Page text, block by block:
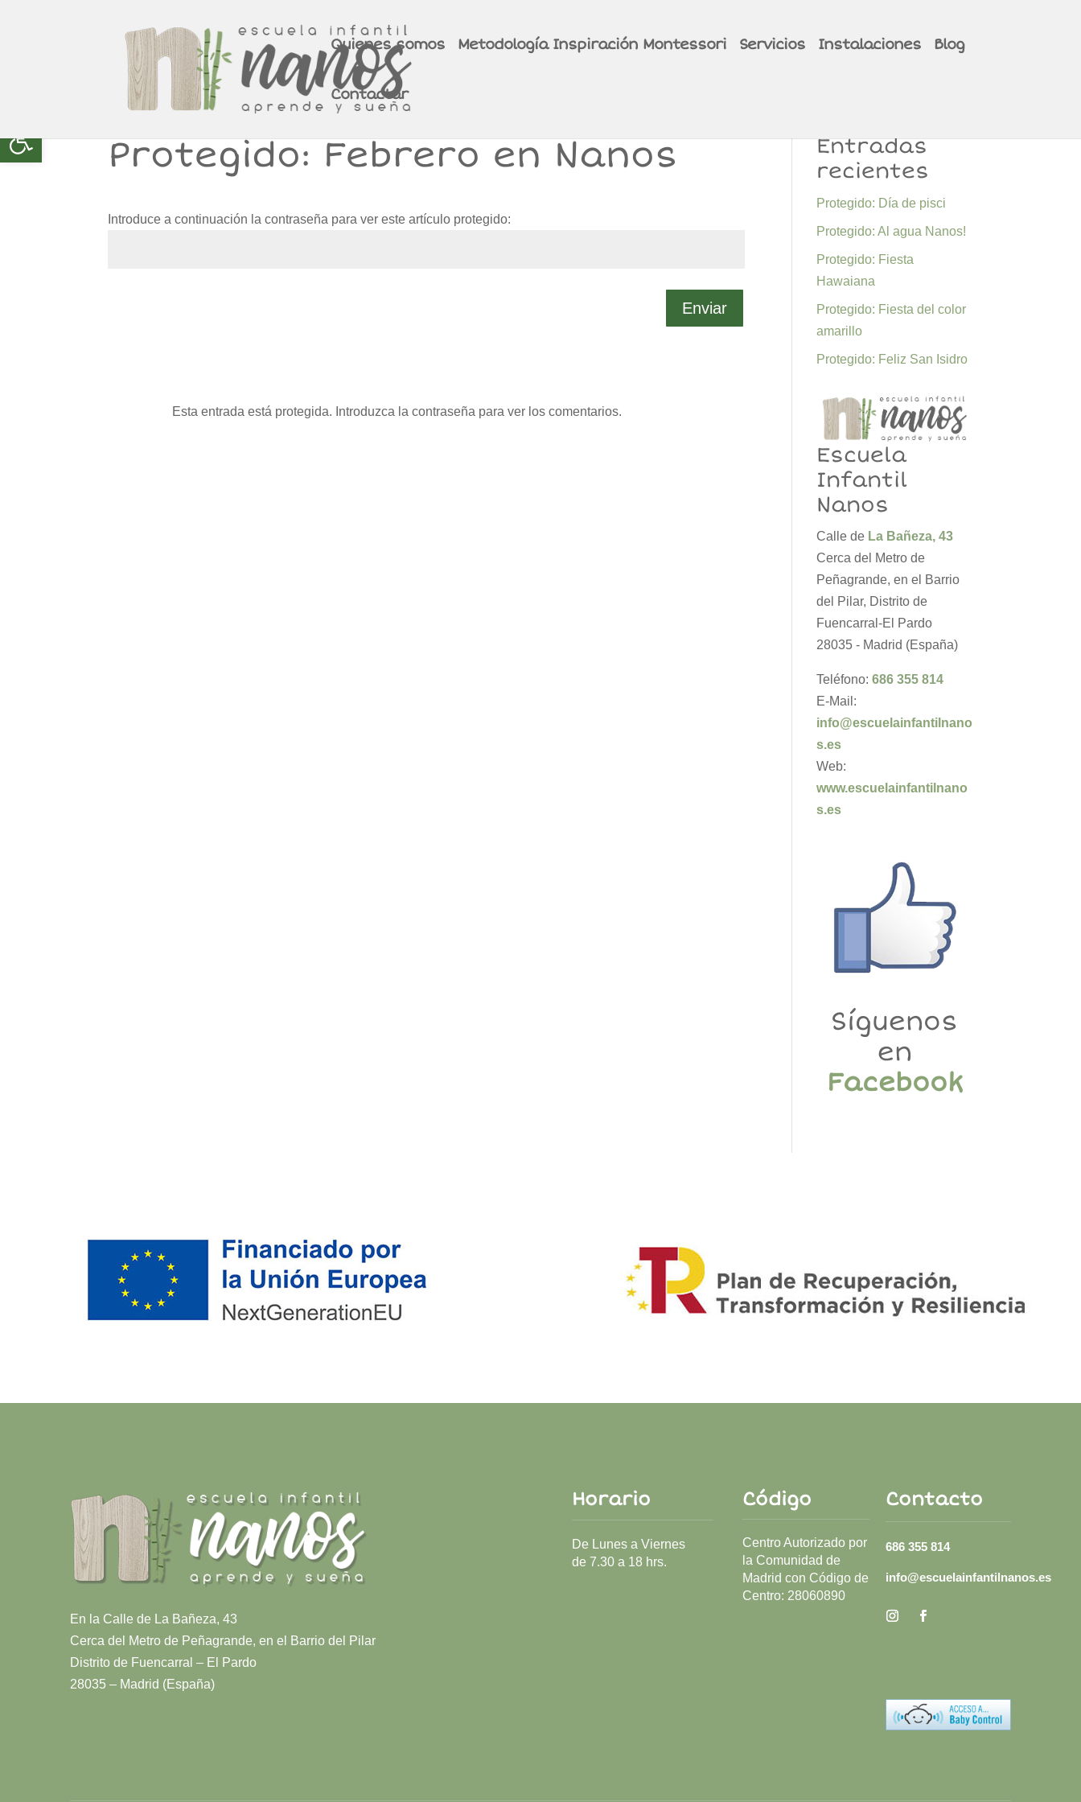
Quienes somos Metodología Inspiración Montessori Servicios Instalaciones Blog
Contactar
Protegido: Febrero en Nanos
Introduce a continuación la contraseña para ver este artículo protegido:
Enviar
Esta entrada está protegida. Introduzca la contraseña para ver los comentarios.
Entradas
recientes
Protegido: Día de pisci
Protegido: Al agua Nanos!
Protegido: Fiesta
Hawaiana
Protegido: Fiesta del color
amarillo
Protegido: Feliz San Isidro
Escuela
Infantil
Nanos
Calle de La Bañeza, 43
Cerca del Metro de
Peñagrande, en el Barrio
del Pilar, Distrito de
Fuencarral-El Pardo
28035 - Madrid (España)
Teléfono:686 355 814
E-Mail:
info@escuelainfantilnano
s.es
Web:
www.escuelainfantilnano
s.es
Síguenos
en
Facebook
En la Calle de La Bañeza, 43
Cerca del Metro de Peñagrande, en el Barrio del Pilar
Distrito de Fuencarral – El Pardo
28035 – Madrid (España)
Horario
De Lunes a Viernes
de 7.30 a 18 hrs.
Código
Centro Autorizado por
la Comunidad de
Madrid con Código de
Centro: 28060890
Contacto
686 355 814
info@escuelainfantilnanos.es